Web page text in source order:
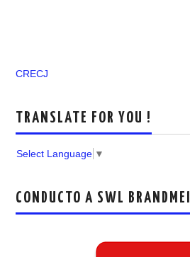
CRECJ
TRANSLATE FOR YOU !
Select Language ▼
CONDUCTO A SWL